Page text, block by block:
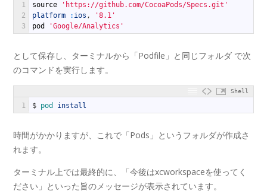
1
2
3
source
'https://github.com/CocoaPods/Specs.git'
platform
: ios ,
'8.1'
pod
'Google/Analytics'
として保存し、ターミナルから「Podfile」と同じフォルダ で次
のコマンドを実行します。
Shell
1 $ pod install
時間がかかりますが、これで「Pods」というフォルダが作成さ
れます。
ターミナル上では最終的に、「今後はxcworkspaceを使ってく
ださい」といった旨のメッセージが表示されています。